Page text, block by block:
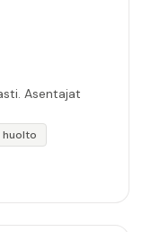
Asentajat
huolto